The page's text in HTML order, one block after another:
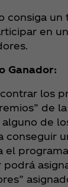
consiga
en
Ganador:
los
de
de
conseguir
el
podrá